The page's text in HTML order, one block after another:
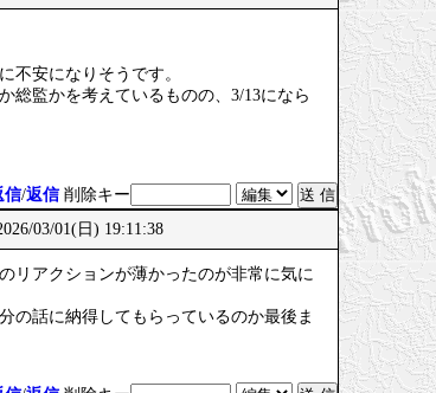
不安になりそうです。
総監かを考えているものの、3/13になら
信/返信 削除キー
03/01(日) 19:11:38
リアクションが薄かったのが非常に気に
の話に納得してもらっているのか最後ま